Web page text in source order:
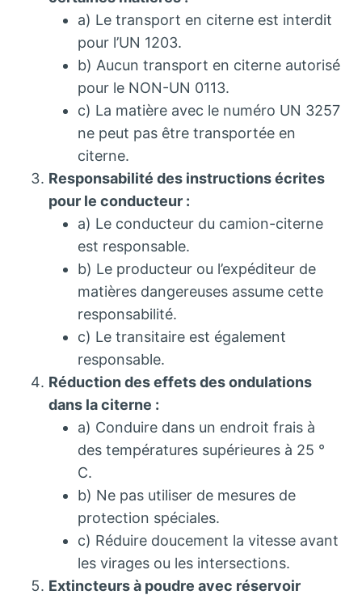
a) Le transport en citerne est interdit
pour l’UN 1203.
b) Aucun transport en citerne autorisé
pour le NON-UN 0113.
c) La matière avec le numéro UN 3257
ne peut pas être transportée en
citerne.
Responsabilité des instructions écrites
pour le conducteur :
a) Le conducteur du camion-citerne
est responsable.
b) Le producteur ou l’expéditeur de
matières dangereuses assume cette
responsabilité.
c) Le transitaire est également
responsable.
Réduction des effets des ondulations
dans la citerne :
a) Conduire dans un endroit frais à
des températures supérieures à 25 °
C.
b) Ne pas utiliser de mesures de
protection spéciales.
c) Réduire doucement la vitesse avant
les virages ou les intersections.
Extincteurs à poudre avec réservoir